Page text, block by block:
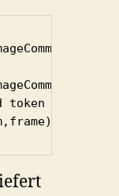
367.
367.
token `('